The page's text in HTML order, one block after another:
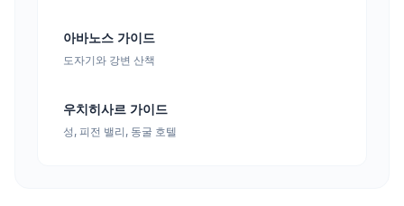
아바노스 가이드
도자기와 강변 산책
우치히사르 가이드
성, 피전 밸리, 동굴 호텔